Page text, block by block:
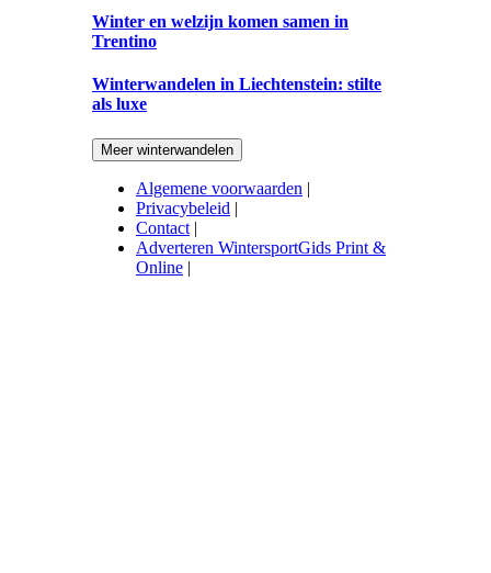
Winter en welzijn komen samen in
Trentino
Winterwandelen in Liechtenstein: stilte
als luxe
Meer winterwandelen
Algemene voorwaarden |
Privacybeleid |
Contact |
Adverteren WintersportGids Print &
Online |